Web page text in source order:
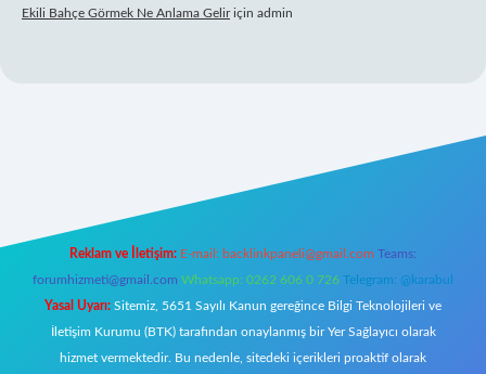
Ekili Bahçe Görmek Ne Anlama Geliriçin admin
Reklam ve İletişim: E-mail: backlinkpaneli@gmail.com Teams:
forumhizmeti@gmail.com Whatsapp: 0262 606 0 726 Telegram: @karabul
Yasal Uyarı: Sitemiz, 5651 Sayılı Kanun gereğince Bilgi Teknolojileri ve
İletişim Kurumu (BTK) tarafından onaylanmış bir Yer Sağlayıcı olarak
hizmet vermektedir. Bu nedenle, sitedeki içerikleri proaktif olarak